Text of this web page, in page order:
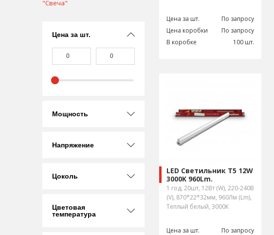
"Свеча"
Цена за шт.
Мощность
Напряжение
Цоколь
Цветовая
температура
Цена за шт.
По запросу
Цена коробки
По запросу
В коробке
100 шт.
LED Светильник Т5 12W
3000K 960Lm.
1 год, 20шт, 12Вт (W), 220-240В
(V), 870*22*32мм, 960Лм (Lm),
Теплый белый, 3000К
Цена за шт.
По запросу